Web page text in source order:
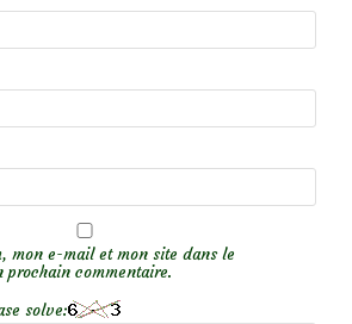
mon e-mail et mon site dans le
commentaire.
solve: